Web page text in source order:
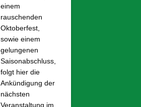
einem
rauschenden
Oktoberfest,
sowie einem
gelungenen
Saisonabschluss,
folgt hier die
Ankündigung der
nächsten
Veranstaltung im